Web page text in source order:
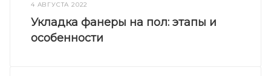
4 АВГУСТА 2022
Укладка фанеры на пол: этапы и
особенности